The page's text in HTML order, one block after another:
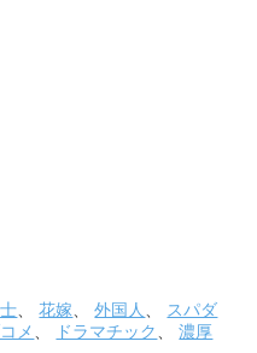
、花嫁、外国人 、 スパダ
メ 、 ドラマチック 、濃厚